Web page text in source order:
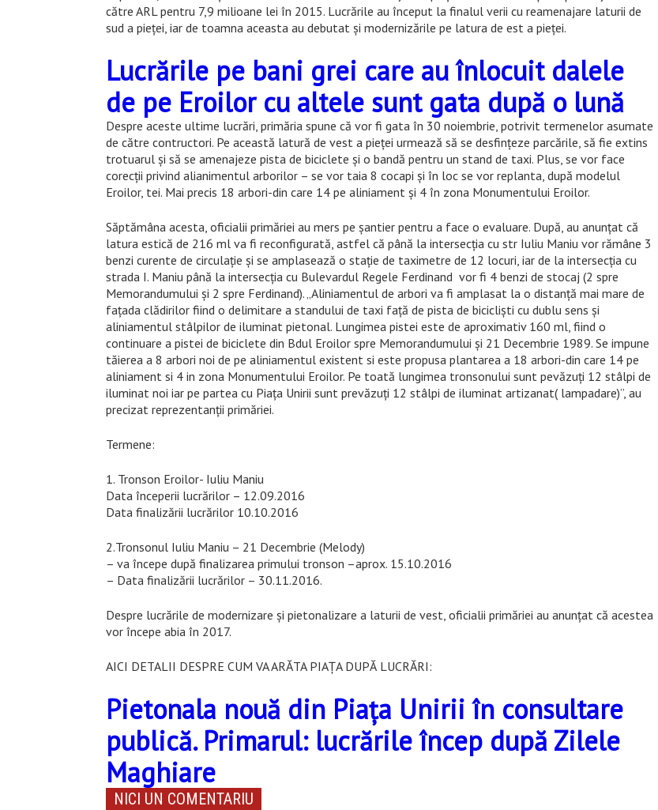
către ARL pentru 7,9 milioane lei în 2015. Lucrările au început la finalul verii cu reamenajare laturii de
sud a pieței, iar de toamna aceasta au debutat și modernizările pe latura de est a pieței.
Lucrările pe bani grei care au înlocuit dalele
de pe Eroilor cu altele sunt gata după o lună
Despre aceste ultime lucrări, primăria spune că vor fi gata în 30 noiembrie, potrivit termenelor asumate
de către contructori. Pe această latură de vest a pieței urmează să se desfințeze parcările, să fie extins
trotuarul și să se amenajeze pista de biciclete și o bandă pentru un stand de taxi. Plus, se vor face
corecții privind alianimentul arborilor – se vor taia 8 cocapi și în loc se vor replanta, după modelul
Eroilor, tei. Mai precis 18 arbori-din care 14 pe aliniament și 4 în zona Monumentului Eroilor.
Săptămâna acesta, oficialii primăriei au mers pe șantier pentru a face o evaluare. După, au anunțat că
latura estică de 216 ml va fi reconfigurată, astfel că până la intersecția cu str Iuliu Maniu vor rămâne 3
benzi curente de circulație și se amplasează o stație de taximetre de 12 locuri, iar de la intersecția cu
strada I. Maniu până la intersecția cu Bulevardul Regele Ferdinand vor fi 4 benzi de stocaj (2 spre
Memorandumului și 2 spre Ferdinand). „Aliniamentul de arbori va fi amplasat la o distanță mai mare de
fațada clădirilor fiind o delimitare a standului de taxi față de pista de bicicliști cu dublu sens și
aliniamentul stâlpilor de iluminat pietonal. Lungimea pistei este de aproximativ 160 ml, fiind o
continuare a pistei de biciclete din Bdul Eroilor spre Memorandumului și 21 Decembrie 1989. Se impune
tăierea a 8 arbori noi de pe aliniamentul existent si este propusa plantarea a 18 arbori-din care 14 pe
aliniament si 4 in zona Monumentului Eroilor. Pe toată lungimea tronsonului sunt pevăzuți 12 stâlpi de
iluminat noi iar pe partea cu Piața Unirii sunt prevăzuți 12 stâlpi de iluminat artizanat( lampadare)”, au
precizat reprezentanții primăriei.
Termene:
1. Tronson Eroilor- Iuliu Maniu
Data începerii lucrărilor – 12.09.2016
Data finalizării lucrărilor 10.10.2016
2.Tronsonul Iuliu Maniu – 21 Decembrie (Melody)
– va începe după finalizarea primului tronson –aprox. 15.10.2016
– Data finalizării lucrărilor – 30.11.2016.
Despre lucrările de modernizare și pietonalizare a laturii de vest, oficialii primăriei au anunțat că acestea
vor începe abia în 2017.
AICI DETALII DESPRE CUM VA ARĂTA PIAȚA DUPĂ LUCRĂRI:
Pietonala nouă din Piața Unirii în consultare
publică. Primarul: lucrările încep după Zilele
Maghiare
NICI UN COMENTARIU